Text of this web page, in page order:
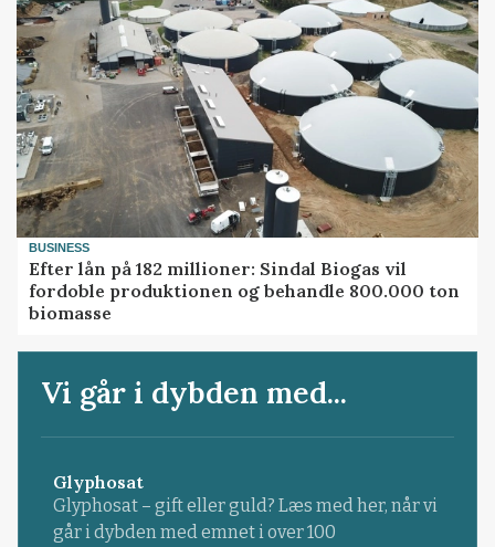
BUSINESS
Efter lån på 182 millioner: Sindal Biogas vil
fordoble produktionen og behandle 800.000 ton
biomasse
Vi går i dybden med...
Glyphosat
Glyphosat – gift eller guld? Læs med her, når vi
går i dybden med emnet i over 100